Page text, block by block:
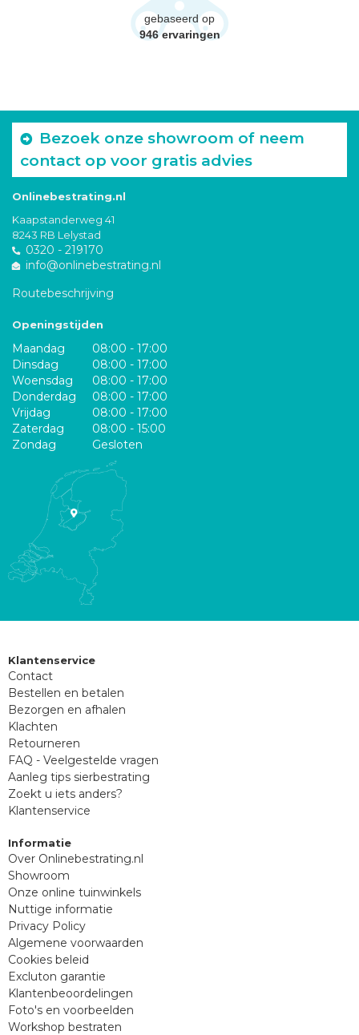
gebaseerd op
946 ervaringen
Bezoek onze showroom of neem
contact op voor gratis advies
Onlinebestrating.nl
Kaapstanderweg 41
8243 RB Lelystad
0320 - 219170
info@onlinebestrating.nl
Routebeschrijving
Openingstijden
Maandag
08:00 - 17:00
Dinsdag
08:00 - 17:00
Woensdag
08:00 - 17:00
Donderdag
08:00 - 17:00
Vrijdag
08:00 - 17:00
Zaterdag
08:00 - 15:00
Zondag
Gesloten
Klantenservice
Contact
Bestellen en betalen
Bezorgen en afhalen
Klachten
Retourneren
FAQ - Veelgestelde vragen
Aanleg tips sierbestrating
Zoekt u iets anders?
Klantenservice
Informatie
Over Onlinebestrating.nl
Showroom
Onze online tuinwinkels
Nuttige informatie
Privacy Policy
Algemene voorwaarden
Cookies beleid
Excluton garantie
Klantenbeoordelingen
Foto's en voorbeelden
Workshop bestraten